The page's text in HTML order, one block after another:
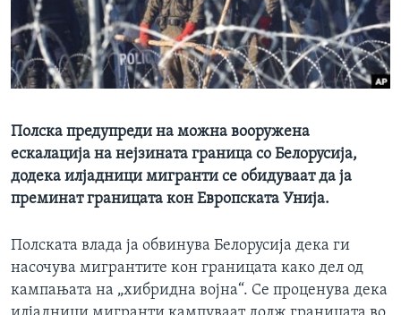
ИНТЕРВЈУА
Јазици
Полска предупреди на можна вооружена
ескалација на нејзината граница со Белорусија,
додека илјадници мигранти се обидуваат да ја
преминат границата кон Европската Унија.
Полската влада ја обвинува Белорусија дека ги
насочува мигрантите кон границата како дел од
кампањата на „хибридна војна“. Се проценува дека